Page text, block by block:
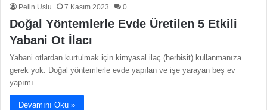
Pelin Uslu 7 Kasım 2023 0
Doğal Yöntemlerle Evde Üretilen 5 Etkili
Yabani Ot İlacı
Yabani otlardan kurtulmak için kimyasal ilaç (herbisit) kullanmanıza
gerek yok. Doğal yöntemlerle evde yapılan ve işe yarayan beş ev
yapımı…
Devamını Oku »